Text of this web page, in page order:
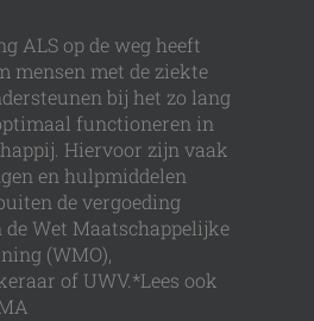
ALS op de weg heeft
mensen met de ziekte
bij het zo lang
functioneren in
Hiervoor zijn vaak
en hulpmiddelen
de vergoeding
Wet Maatschappelijke
(WMO),
of UWV.*Lees ook